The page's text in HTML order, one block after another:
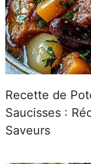
Recette de
Saucisses :
Saveurs